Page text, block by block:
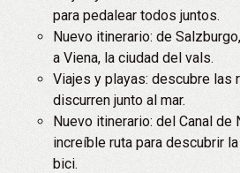
para pedalear todos juntos.
Nuevo itinerario: de
a Viena, la ciudad del vals.
Viajes y playas: descubre las
discurren junto al mar.
Nuevo itinerario: del Canal de
increíble ruta para descubrir
bici.